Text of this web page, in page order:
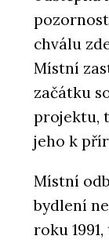
chválu
Místní
začátku
projektu,
jeho k
Místní
bydlení
roku